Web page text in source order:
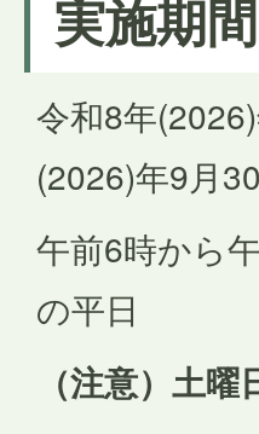
実施期間
令和8年
(2026)年9月
午前6時から
の平日
（注意）土